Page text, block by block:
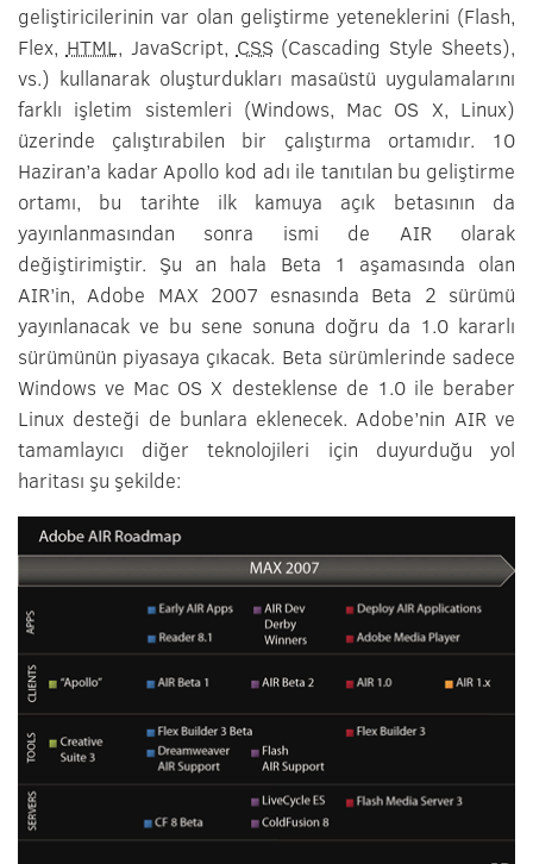
geliştiricilerinin var olan geliştirme yeteneklerini (Flash,
Flex, HTML, JavaScript, CSS (Cascading Style Sheets),
vs.) kullanarak oluşturdukları masaüstü uygulamalarını
farklı işletim sistemleri (Windows, Mac OS X, Linux)
üzerinde çalıştırabilen bir çalıştırma ortamıdır. 10
Haziran’a kadar Apollo kod adı ile tanıtılan bu geliştirme
ortamı, bu tarihte ilk kamuya açık betasının da
yayınlanmasından sonra ismi de AIR olarak
değiştirimiştir. Şu an hala Beta 1 aşamasında olan
AIR’in, Adobe MAX 2007 esnasında Beta 2 sürümü
yayınlanacak ve bu sene sonuna doğru da 1.0 kararlı
sürümünün piyasaya çıkacak. Beta sürümlerinde sadece
Windows ve Mac OS X desteklense de 1.0 ile beraber
Linux desteği de bunlara eklenecek. Adobe’nin AIR ve
tamamlayıcı diğer teknolojileri için duyurduğu yol
haritası şu şekilde: